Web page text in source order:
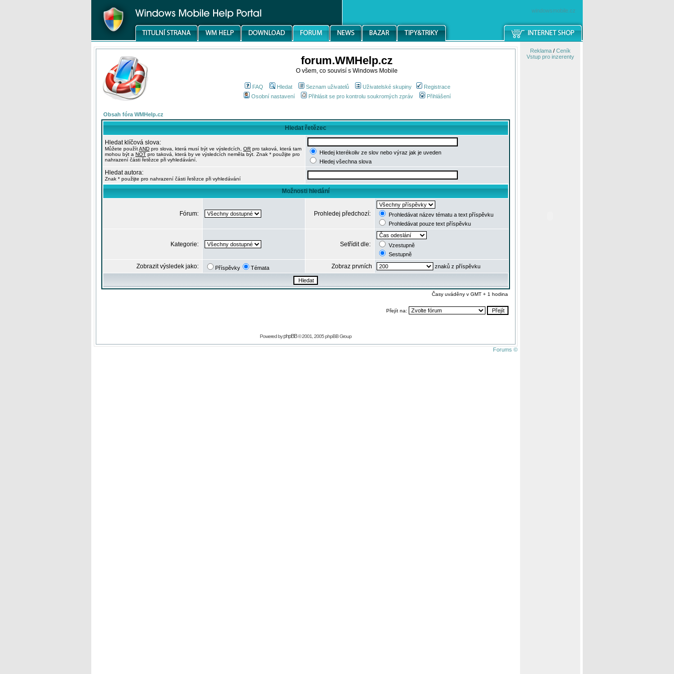
windowsmobile.cz
forum.WMHelp.cz
O všem, co souvisí s Windows Mobile
FAQ Hledat Seznam uživatelů Uživatelské skupiny
Registrace
Osobní nastavení
Přihlásit se pro kontrolu soukromých zpráv Přihlášení
Obsah fóra WMHelp.cz
Hledat řetězec
Hledat klíčová slova:
Můžete použítAND pro slova, která musí být ve výsledcích, OR pro taková, která tam
mohou být a NOT pro taková, která by ve výsledcích neměla být. Znak * použijte pro
nahrazení části řetězce při vyhledávání.
Hledej kterékoliv ze slov nebo výraz jak je uveden
Hledej všechna slova
Hledat autora:
Znak * použijte pro nahrazení části řetězce při vyhledávání
Možnosti hledání
Fórum: Prohledej předchozí:
Prohledávat název tématu a text příspěvku
Prohledávat pouze text příspěvku
Kategorie: Setřídit dle:
Vzestupně
Sestupně
Zobrazit výsledek jako: Příspěvky Témata Zobraz prvních znaků z příspěvku
Časy uváděny v GMT + 1 hodina
Přejít na:
Powered byphpBB© 2001, 2005 phpBB Group
Forums ©
Reklama/ Ceník
Vstup pro inzerenty